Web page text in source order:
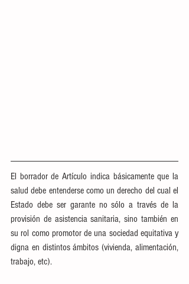
El borrador de Artículo indica básicamente que la
salud debe entenderse como un derecho del cual el
Estado debe ser garante no sólo a través de la
provisión de asistencia sanitaria, sino también en
su rol como promotor de una sociedad equitativa y
digna en distintos ámbitos (vivienda, alimentación,
trabajo, etc).